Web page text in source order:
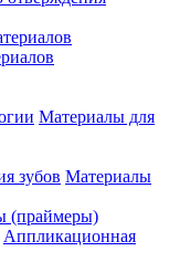
Материалы для
Материалы
(праймеры)
Аппликационная